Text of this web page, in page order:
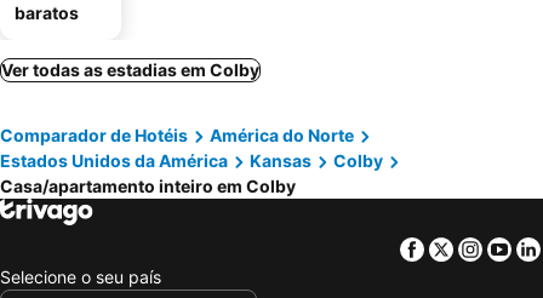
baratos
Ver todas as estadias em Colby
Comparador de Hotéis
América do Norte
Estados Unidos da América
Kansas
Colby
Casa/apartamento inteiro em Colby
Facebook
Twitter
Selecione o seu país